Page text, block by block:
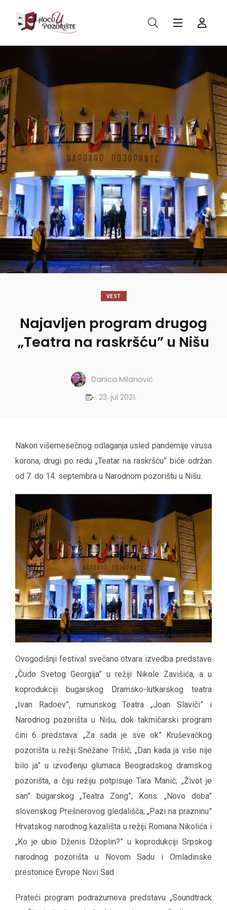
VEST
Najavljen program drugog
„Teatra na raskršću” u Nišu
Danica Milanović
23. jul 2021.
Nakon višemesečnog odlaganja usled pandemije virusa
korona, drugi po redu „Teatar na raskršću” biće održan
od 7. do 14. septembra u Narodnom pozorištu u Nišu.
Ovogodišnji festival svečano otvara izvedba predstave
„Čudo Svetog Georgija” u režiji Nikole Zavišića, a u
koprodukciji bugarskog Dramsko-lutkarskog teatra
„Ivan Radoev”, rumunskog Teatra „Joan Slaviči” i
Narodnog pozorišta u Nišu, dok takmičarski program
čini 6 predstava: „Za sada je sve ok” Kruševačkog
pozorišta u režiji Snežane Trišić; „Dan kada ja više nije
bilo ja” u izvođenju glumaca Beogradskog dramskog
pozorišta, a čiju režiju potpisuje Tara Manić; „Život je
san” bugarskog „Teatra Zong”; Kons: „Novo doba”
slovenskog Prešnerovog gledališča; „Pazi na prazninu”
Hrvatskog narodnog kazališta u režiji Romana Nikolića i
„Ko je ubio Dženis Džoplin?” u koprodukciji Srpskog
narodnog pozorišta u Novom Sadu i Omladinske
prestonice Evrope Novi Sad.
Prateći program podrazumeva predstavu „Soundtrack